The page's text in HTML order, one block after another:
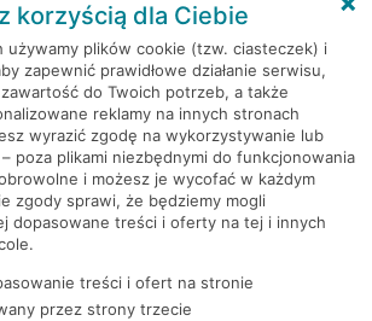
korzyścią dla Ciebie
używamy plików cookie (tzw. ciasteczek) i
zapewnić prawidłowe działanie serwisu,
do Twoich potrzeb, a także
reklamy na innych stronach
wyrazić zgodę na wykorzystywanie lub
poza plikami niezbędnymi do funkcjonowania
i możesz je wycofać w każdym
zgody sprawi, że będziemy mogli
dopasowane treści i oferty na tej i innych
treści i ofert na stronie
przez strony trzecie